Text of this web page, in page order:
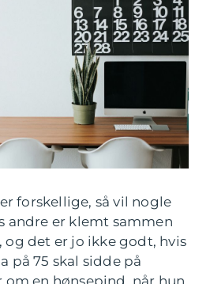
forskellige, så vil nogle
andre er klemt sammen
og det er jo ikke godt, hvis
på 75 skal sidde på
en hønsepind, når hun